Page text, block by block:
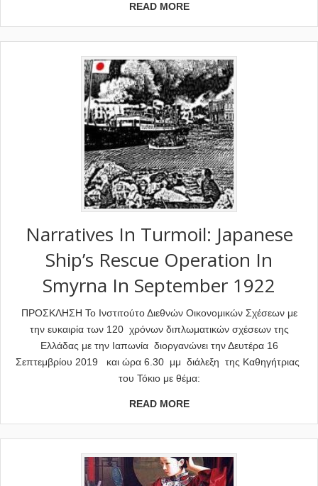
READ MORE
Narratives In Turmoil: Japanese
Ship’s Rescue Operation In
Smyrna In September 1922
ΠΡΟΣΚΛΗΣΗ Το Ινστιτούτο Διεθνών Οικονομικών Σχέσεων με
την ευκαιρία των 120 χρόνων διπλωματικών σχέσεων της
Ελλάδας με την Ιαπωνία διοργανώνει την Δευτέρα 16
Σεπτεμβρίου 2019 και ώρα 6.30 μμ διάλεξη της Καθηγήτριας
του Τόκιο με θέμα:
READ MORE